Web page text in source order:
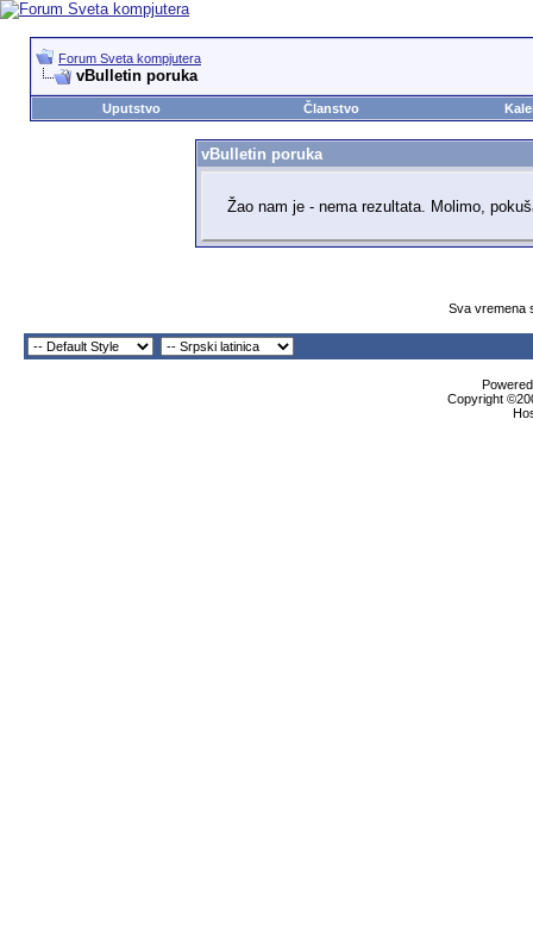
Forum Sveta kompjutera
vBulletin poruka
Uputstvo Članstvo
vBulletin poruka
Žao nam je - nema rezultata. Molimo,
Sva vremena
Copyright